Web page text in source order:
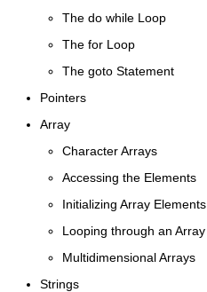
The do while Loop
The for Loop
The goto Statement
Pointers
Array
Character Arrays
Accessing the Elements
Initializing Array Elements
Looping through an Array
Multidimensional Arrays
Strings